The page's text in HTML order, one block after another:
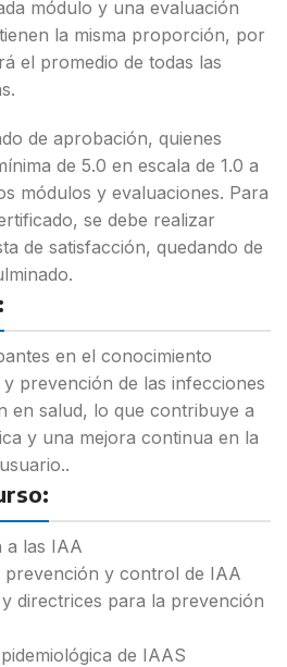
módulo y una evaluación
la misma proporción, por
el promedio de todas las
de aprobación, quienes
de 5.0 en escala de 1.0 a
módulos y evaluaciones. Para
se debe realizar
de satisfacción, quedando de
en el conocimiento
prevención de las infecciones
en salud, lo que contribuye a
y una mejora continua en la
a las IAA
prevención y control de IAA
directrices para la prevención
de IAAS